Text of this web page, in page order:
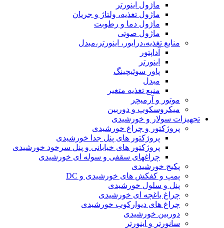
ماژول اینورتر
ماژول تغذیه، ولتاژ و جریان
ماژول دما و رطوبت
ماژول صوتی
منابع تغذیه،درایور، اینورتر،مبدل
آداپتور
اینورتر
پاور سوئیچینگ
مبدل
منبع تغذیه متغیر
موتور و آرمیچر
میکروسکوپ و دوربین
تجهیزات سولار و خورشیدی
پروژکتور و چراغ خورشیدی
پروژکتور های پنل جدا خورشیدی
پروژکتور های خیابانی و پنل سرخود خورشیدی
چراغهای سقفی و سوله ای خورشیدی
پکیج خورشیدی
پمپ و کفکش های خورشیدی و DC
پنل و سلول خورشیدی
چراغ باغچه ای خورشیدی
چراغ های دیوارکوب خورشیدی
دوربین خورشیدی
سانورتر و اینورتر